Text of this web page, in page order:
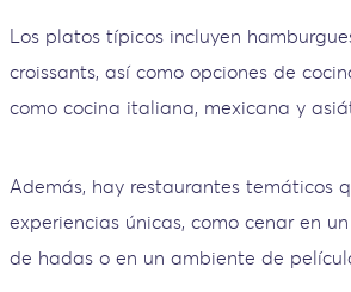
Los platos típicos incluyen
croissants, así como opciones de
como cocina italiana, mexicana y
Además, hay restaurantes temáticos
experiencias únicas, como cenar en
de hadas o en un ambiente de